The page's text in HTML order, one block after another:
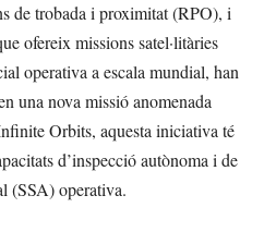
de trobada i proximitat (RPO), i
ofereix missions satel·litàries
operativa a escala mundial, han
una nova missió anomenada
Orbits, aquesta iniciativa té
d’inspecció autònoma i de
(SSA) operativa.